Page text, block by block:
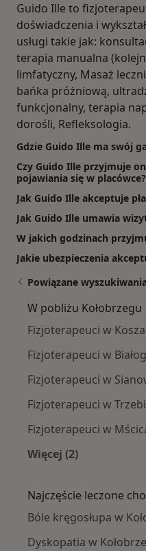
Guido Ille to
doświadczenia i
usługi takie jak:
terapia manualna
limfatyczny, Masaż
bańka próżniową,
funkcjonalny, terapia
dorośli, Refleksologia.
Gdzie Guido Ille ma swój
Czy Guido Ille przyjmuje
pojawiania się w placówce?
Jak Guido Ille akceptuje
Jak Guido Ille umawia
W jakich godzinach
Jakie ubezpieczenia
Powiązane
W pobliżu Kołobrzegu
Fizjoterapeuci w
Fizjoterapeuci w
Fizjoterapeuci w
Fizjoterapeuci w
Fizjoterapeuci w
Więcej (2)
Najczęście leczone
Bóle kręgosłupa w
Dyskopatia w